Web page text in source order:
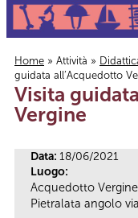
Tu sei qui
Home » Attività »
guidata all’Acquedotto
Visita
Vergine
Data: 18/06/2021
Luogo:
Acquedotto
Pietralata angolo